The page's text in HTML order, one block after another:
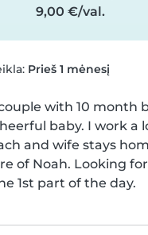
9,00 €/val.
Prieš 1 mėnesį
with 10 month
baby. I work a
and wife stays
of Noah. Looking
1st part of the day.